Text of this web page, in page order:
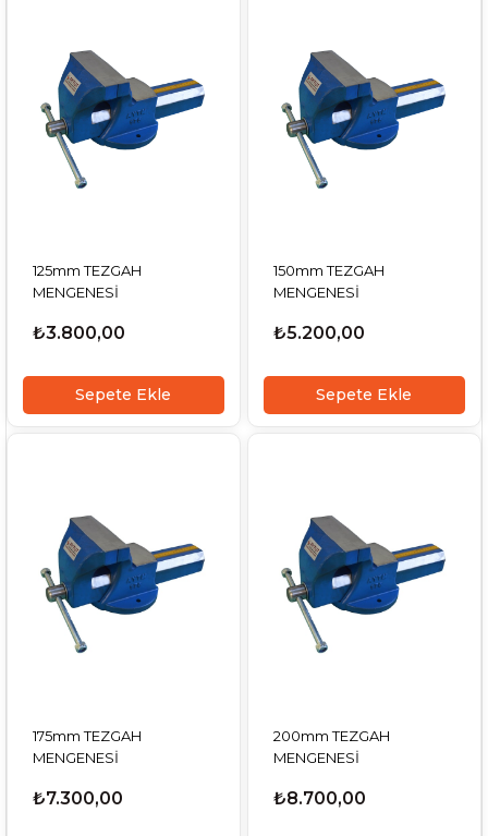
125mm TEZGAH
MENGENESİ
₺3.800,00
Sepete Ekle
150mm TEZGAH
MENGENESİ
₺5.200,00
Sepete Ekle
175mm TEZGAH
MENGENESİ
₺7.300,00
200mm TEZGAH
MENGENESİ
₺8.700,00